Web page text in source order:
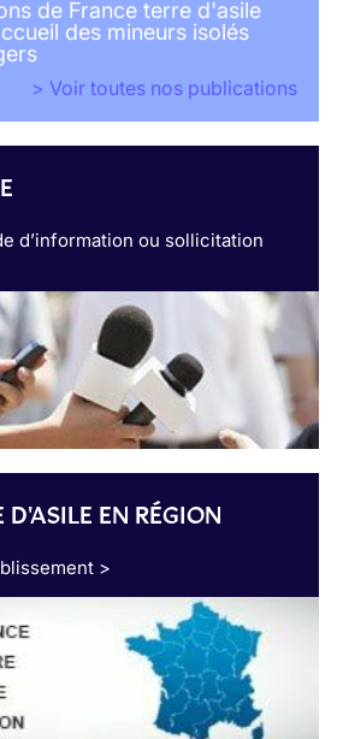
de France terre d'asile
des mineurs isolés
> Voir toutes nos publications
d’information ou sollicitation
D'ASILE EN RÉGION
>